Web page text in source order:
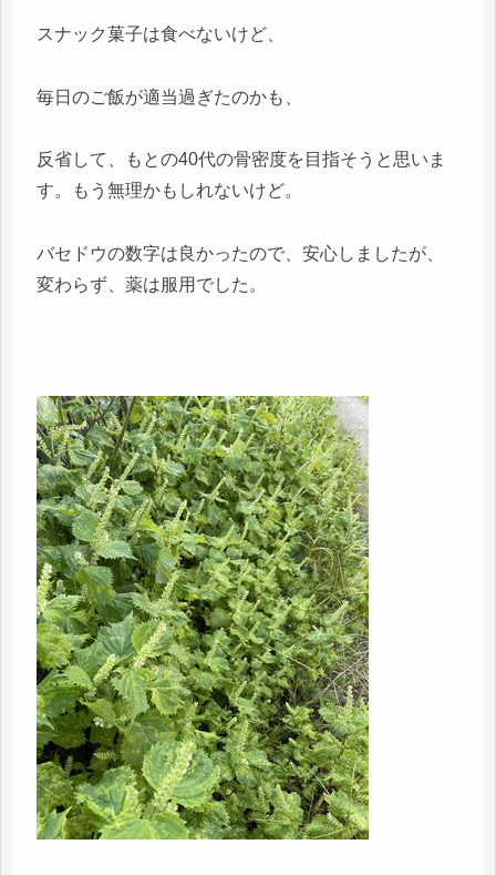
スナック菓子は食べないけど、
毎日のご飯が適当過ぎたのかも、
反省して、もとの40代の骨密度を目指そうと思いま
す。もう無理かもしれないけど。
バセドウの数字は良かったので、安心しましたが、
変わらず、薬は服用でした。